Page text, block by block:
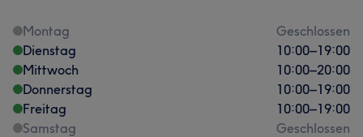
Montag
Geschlossen
Dienstag
10:00–19:00
Mittwoch
10:00–20:00
Donnerstag
10:00–19:00
Freitag
10:00–19:00
Samstag
Geschlossen